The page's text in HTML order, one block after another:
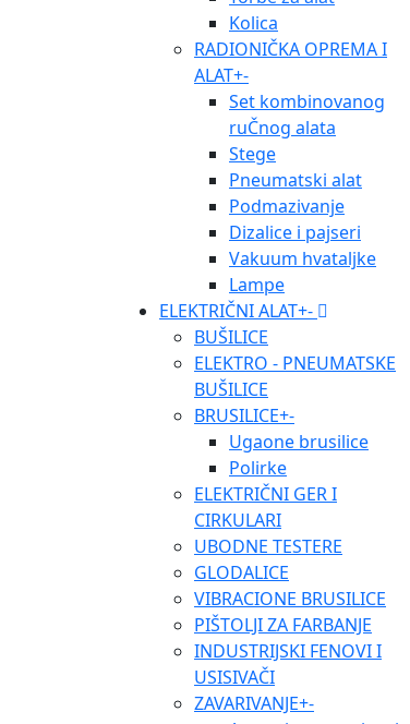
Kolica
RADIONIČKA OPREMA I
ALAT+-
Set kombinovanog
ruČnog alata
Stege
Pneumatski alat
Podmazivanje
Dizalice i pajseri
Vakuum hvataljke
Lampe
ELEKTRIČNI ALAT+-
BUŠILICE
ELEKTRO - PNEUMATSKE
BUŠILICE
BRUSILICE+-
Ugaone brusilice
Polirke
ELEKTRIČNI GER I
CIRKULARI
UBODNE TESTERE
GLODALICE
VIBRACIONE BRUSILICE
PIŠTOLJI ZA FARBANJE
INDUSTRIJSKI FENOVI I
USISIVAČI
ZAVARIVANJE+-